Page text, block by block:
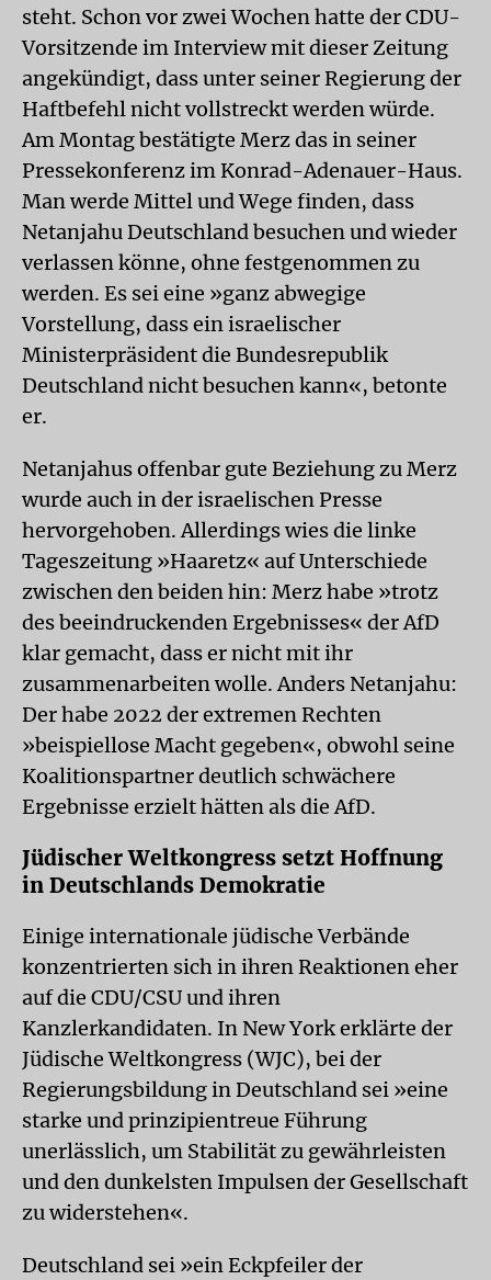
steht. Schon vor zwei Wochen hatte der CDU-
Vorsitzende im Interview mit dieser Zeitung
angekündigt, dass unter seiner Regierung der
Haftbefehl nicht vollstreckt werden würde.
Am Montag bestätigte Merz das in seiner
Pressekonferenz im Konrad-Adenauer-Haus.
Man werde Mittel und Wege finden, dass
Netanjahu Deutschland besuchen und wieder
verlassen könne, ohne festgenommen zu
werden. Es sei eine »ganz abwegige
Vorstellung, dass ein israelischer
Ministerpräsident die Bundesrepublik
Deutschland nicht besuchen kann«, betonte
er.
Netanjahus offenbar gute Beziehung zu Merz
wurde auch in der israelischen Presse
hervorgehoben. Allerdings wies die linke
Tageszeitung »Haaretz« auf Unterschiede
zwischen den beiden hin: Merz habe »trotz
des beeindruckenden Ergebnisses« der AfD
klar gemacht, dass er nicht mit ihr
zusammenarbeiten wolle. Anders Netanjahu:
Der habe 2022 der extremen Rechten
»beispiellose Macht gegeben«, obwohl seine
Koalitionspartner deutlich schwächere
Ergebnisse erzielt hätten als die AfD.
Jüdischer Weltkongress setzt Hoffnung
in Deutschlands Demokratie
Einige internationale jüdische Verbände
konzentrierten sich in ihren Reaktionen eher
auf die CDU/CSU und ihren
Kanzlerkandidaten. In New York erklärte der
Jüdische Weltkongress (WJC), bei der
Regierungsbildung in Deutschland sei »eine
starke und prinzipientreue Führung
unerlässlich, um Stabilität zu gewährleisten
und den dunkelsten Impulsen der Gesellschaft
zu widerstehen«.
Deutschland sei »ein Eckpfeiler der